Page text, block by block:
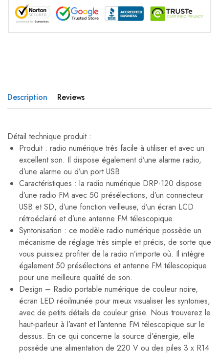
Description Reviews
Détail technique produit :
Produit : radio numérique très facile à utiliser et avec un
excellent son. Il dispose également d’une alarme radio,
d’une alarme ou d’un port USB.
Caractéristiques : la radio numérique DRP-120 dispose
d’une radio FM avec 50 présélections, d’un connecteur
USB et SD, d’une fonction veilleuse, d’un écran LCD
rétroéclairé et d’une antenne FM télescopique.
Syntonisation : ce modèle radio numérique possède un
mécanisme de réglage très simple et précis, de sorte que
vous puissiez profiter de la radio n’importe où. Il intègre
également 50 présélections et antenne FM télescopique
pour une meilleure qualité de son.
Design – Radio portable numérique de couleur noire,
écran LED réoilmunée pour mieux visualiser les syntonies,
avec de petits détails de couleur grise. Nous trouverez le
haut-parleur à l’avant et l’antenne FM télescopique sur le
dessus. En ce qui concerne la source d’énergie, elle
possède une alimentation de 220 V ou des piles 3 x R14